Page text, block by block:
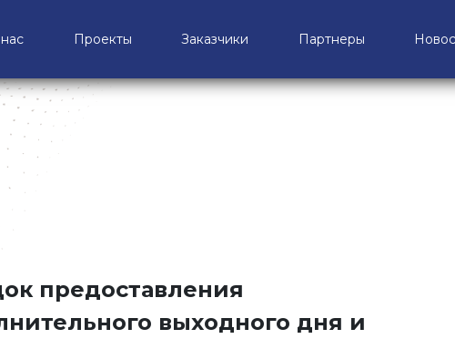
Проекты Заказчики Партнеры
предоставления
выходного дня и